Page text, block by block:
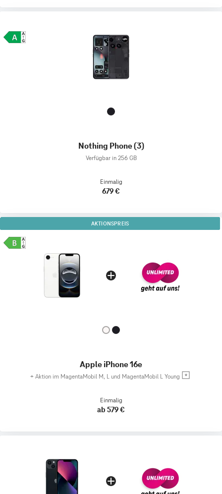
Nothing Phone (3)
Verfügbar in 256 GB
Einmalig
679 €
AKTIONSPREIS
Apple iPhone 16e
+ Aktion im MagentaMobil M, L und MagentaMobil L Young
Einmalig
ab 579 €